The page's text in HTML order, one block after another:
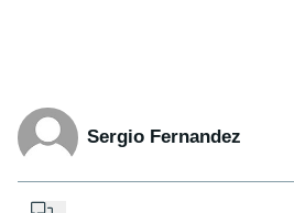
Sergio Fernandez